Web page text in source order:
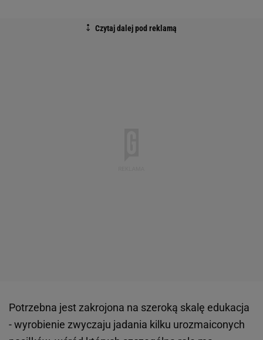
Potrzebna jest zakrojona na szeroką skalę edukacja
- wyrobienie zwyczaju jadania kilku urozmaiconych